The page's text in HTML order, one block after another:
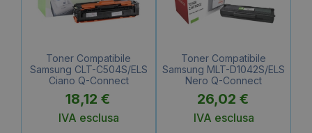
Toner Compatibile
Samsung CLT-C504S/ELS
Ciano Q-Connect
18,12 €
IVA esclusa
Toner Compatibile
Samsung MLT-D1042S/ELS
Nero Q-Connect
26,02 €
IVA esclusa